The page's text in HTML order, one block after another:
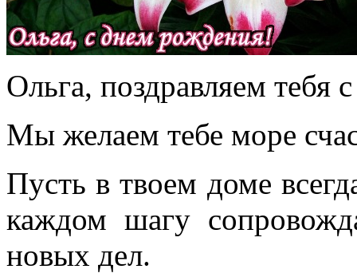
Ольга, поздравляем тебя
Мы желаем тебе море
Пусть в твоем доме
каждом шагу
новых дел.